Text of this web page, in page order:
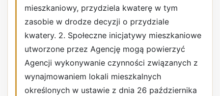
mieszkaniowy, przydziela kwaterę w tym
zasobie w drodze decyzji o przydziale
kwatery. 2. Społeczne inicjatywy mieszkaniowe
utworzone przez Agencję mogą powierzyć
Agencji wykonywanie czynności związanych z
wynajmowaniem lokali mieszkalnych
określonych w ustawie z dnia 26 października